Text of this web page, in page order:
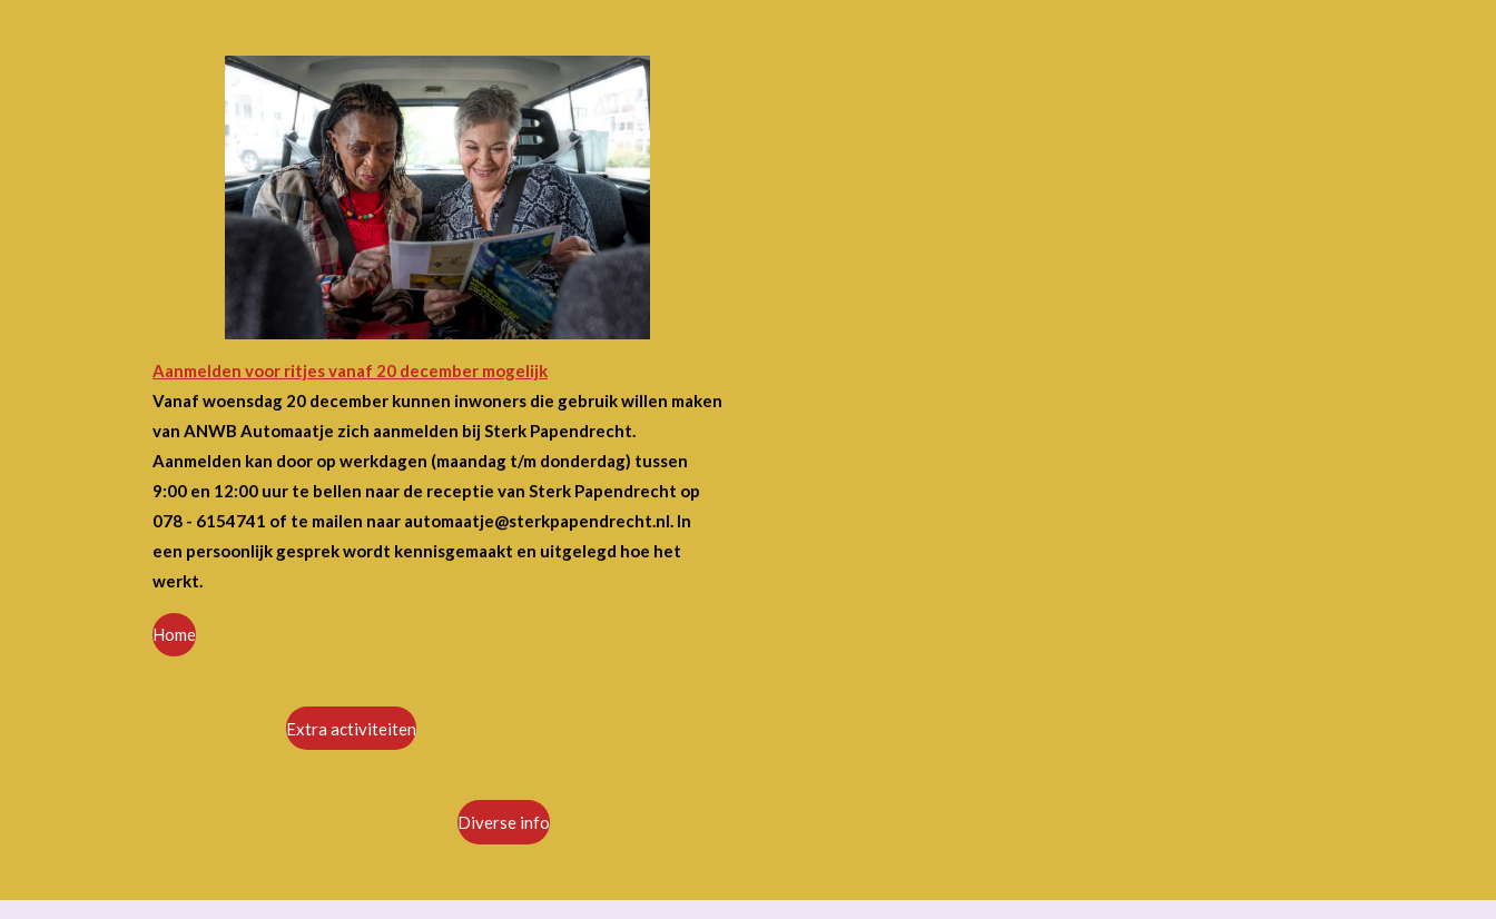
Aanmelden voor ritjes vanaf 20 december mogelijk
Vanaf woensdag 20 december kunnen inwoners die gebruik willen maken
van ANWB Automaatje zich aanmelden bij Sterk Papendrecht.
Aanmelden kan door op werkdagen (maandag t/m donderdag) tussen
9:00 en 12:00 uur te bellen naar de receptie van Sterk Papendrecht op
078 - 6154741 of te mailen naar automaatje@sterkpapendrecht.nl. In
een persoonlijk gesprek wordt kennisgemaakt en uitgelegd hoe het
werkt.
Home
Extra activiteiten
Diverse info